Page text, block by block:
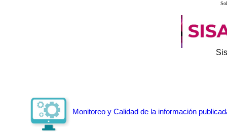
Monitoreo y Calidad de la información